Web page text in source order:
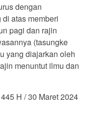
dengan
atas memberi
pagi dan rajin
(tasungke
yang diajarkan oleh
menuntut ilmu dan
H / 30 Maret 2024